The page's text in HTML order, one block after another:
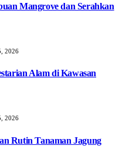
Mangrove dan Serahkan
2026
Alam di Kawasan
2026
Rutin Tanaman Jagung